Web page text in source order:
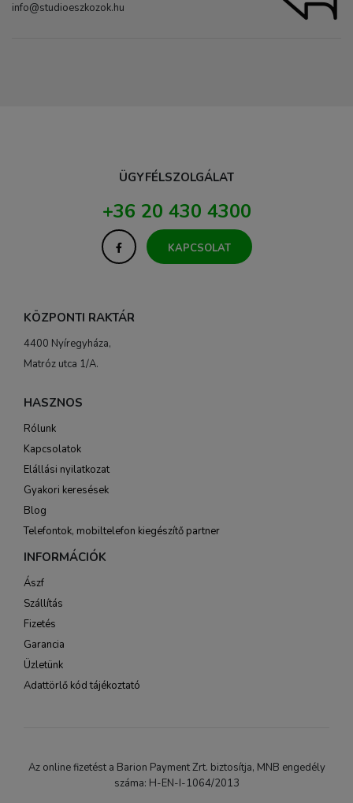
info@studioeszkozok.hu
ÜGYFÉLSZOLGÁLAT
+36 20 430 4300
KAPCSOLAT
KÖZPONTI RAKTÁR
4400 Nyíregyháza,
Matróz utca 1/A.
HASZNOS
Rólunk
Kapcsolatok
Elállási nyilatkozat
Gyakori keresések
Blog
Telefontok, mobiltelefon kiegészítő partner
INFORMÁCIÓK
Ászf
Szállítás
Fizetés
Garancia
Üzletünk
Adattörlő kód tájékoztató
Az online fizetést a Barion Payment Zrt. biztosítja, MNB engedély
száma: H-EN-I-1064/2013